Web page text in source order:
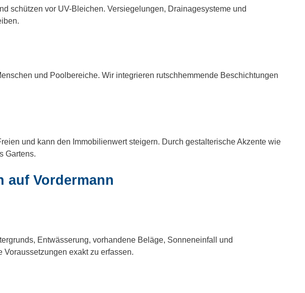
schützen vor UV-Bleichen. Versiegelungen, Drainagesysteme und
und Poolbereiche. Wir integrieren rutschhemmende Beschichtungen
und kann den Immobilienwert steigern. Durch gestalterische Akzente wie
Gartens.
auf Vordermann
Entwässerung, vorhandene Beläge, Sonneneinfall und
exakt zu erfassen.